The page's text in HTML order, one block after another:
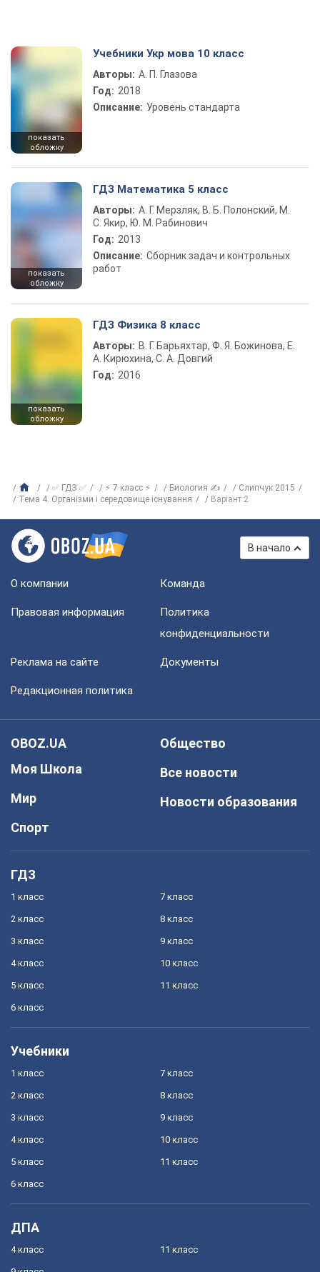
показать
обложку
Учебники Укр мова 10 класс
Авторы: А. П. Глазова
Год: 2018
Описание: Уровень стандарта
показать
обложку
ГДЗ Математика 5 класс
Авторы: А. Г. Мерзляк, В. Б. Полонский, М.
С. Якир, Ю. М. Рабинович
Год: 2013
Описание: Сборник задач и контрольных
работ
показать
обложку
ГДЗ Физика 8 класс
Авторы: В. Г. Барьяхтар, Ф. Я. Божинова, Е.
А. Кирюхина, С. А. Довгий
Год: 2016
✅ ГДЗ ✅ ⚡ 7 класс ⚡ Биология ✍
Слипчук 2015
Тема 4. Організми і середовище існування
Варіант 2
В начало
О компании Команда
Правовая информация
Политика
конфиденциальности
Реклама на сайте Документы
Редакционная политика
OBOZ.UA
Моя Школа
Мир
Спорт
Общество
Все новости
Новости образования
ГДЗ
1 класс
2 класс
3 класс
4 класс
5 класс
6 класс
7 класс
8 класс
9 класс
10 класс
11 класс
Учебники
1 класс
2 класс
3 класс
4 класс
5 класс
6 класс
7 класс
8 класс
9 класс
10 класс
11 класс
ДПА
4 класс 11 класс